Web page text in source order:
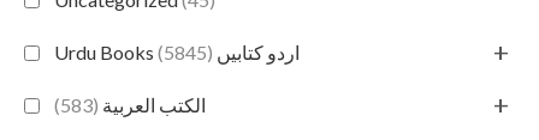
Urdu Books اردو کتابیں (5845) +
الكتب العربية (583) +